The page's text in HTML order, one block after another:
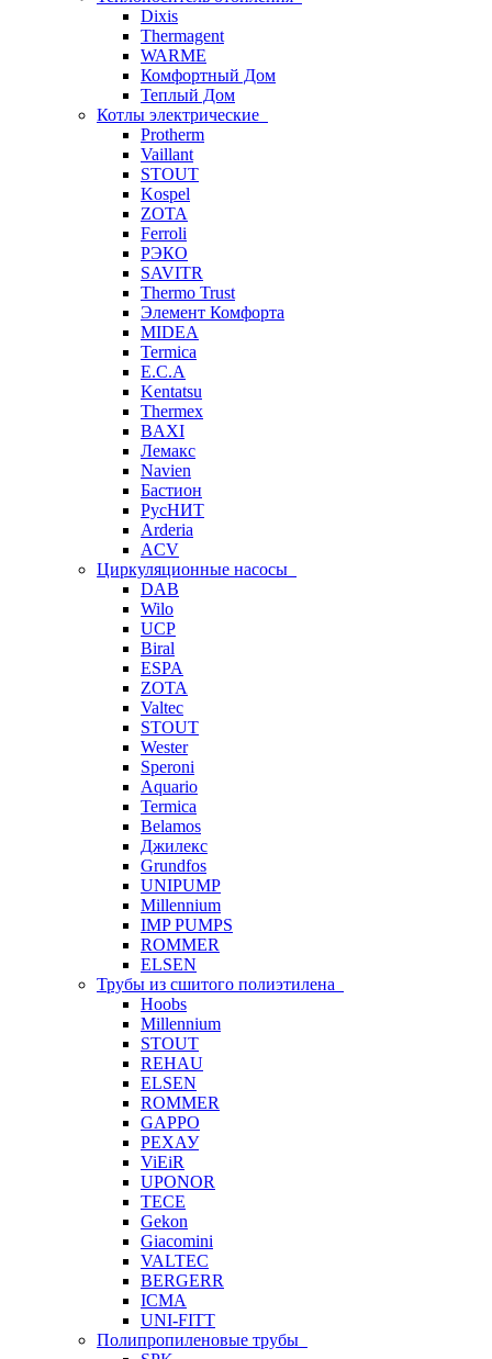
Dixis
Thermagent
WARME
Комфортный Дом
Теплый Дом
Котлы электрические
Protherm
Vaillant
STOUT
Kospel
ZOTA
Ferroli
РЭКО
SAVITR
Thermo Trust
Элемент Комфорта
MIDEA
Termica
E.C.A
Kentatsu
Thermex
BAXI
Лемакс
Navien
Бастион
РусНИТ
Arderia
ACV
Циркуляционные насосы
DAB
Wilo
UCP
Biral
ESPA
ZOTA
Valtec
STOUT
Wester
Speroni
Aquario
Termica
Belamos
Джилекс
Grundfos
UNIPUMP
Millennium
IMP PUMPS
ROMMER
ELSEN
Трубы из сшитого полиэтилена
Hoobs
Millennium
STOUT
REHAU
ELSEN
ROMMER
GAPPO
РЕХАУ
ViEiR
UPONOR
TECE
Gekon
Giacomini
VALTEC
BERGERR
ICMA
UNI-FITT
Полипропиленовые трубы